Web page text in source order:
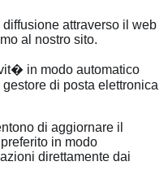
diffusione attraverso il web
al nostro sito.
in modo automatico
di posta elettronica
di aggiornare il
in modo
direttamente dai